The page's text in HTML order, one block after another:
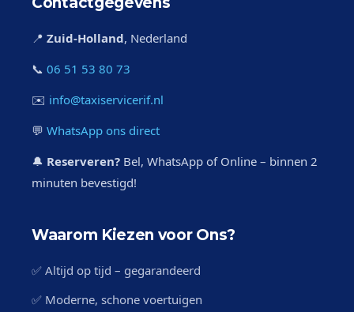
📍 Zuid-Holland, Nederland
📞 06 51 53 80 73
✉️ info@taxiservicerif.nl
💬 WhatsApp ons direct
🔔 Reserveren? Bel, WhatsApp of Online – binnen 2
minuten bevestigd!
Waarom Kiezen voor Ons?
✅ Altijd op tijd – gegarandeerd
✅ Moderne, schone voertuigen